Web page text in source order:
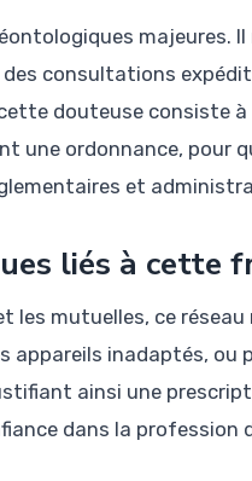
majeures.
consultations
douteuse consiste
une ordonnance, pour
et
liés à cette
les mutuelles, ce
inadaptés, ou
ainsi une
dans la profession